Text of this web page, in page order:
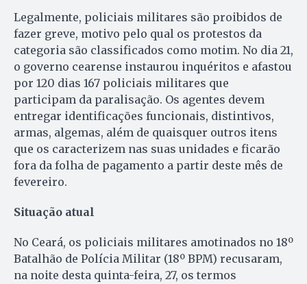
Legalmente, policiais militares são proibidos de
fazer greve, motivo pelo qual os protestos da
categoria são classificados como motim. No dia 21,
o governo cearense instaurou inquéritos e afastou
por 120 dias 167 policiais militares que
participam da paralisação. Os agentes devem
entregar identificações funcionais, distintivos,
armas, algemas, além de quaisquer outros itens
que os caracterizem nas suas unidades e ficarão
fora da folha de pagamento a partir deste mês de
fevereiro.
Situação atual
No Ceará, os policiais militares amotinados no 18º
Batalhão de Polícia Militar (18º BPM) recusaram,
na noite desta quinta-feira, 27, os termos